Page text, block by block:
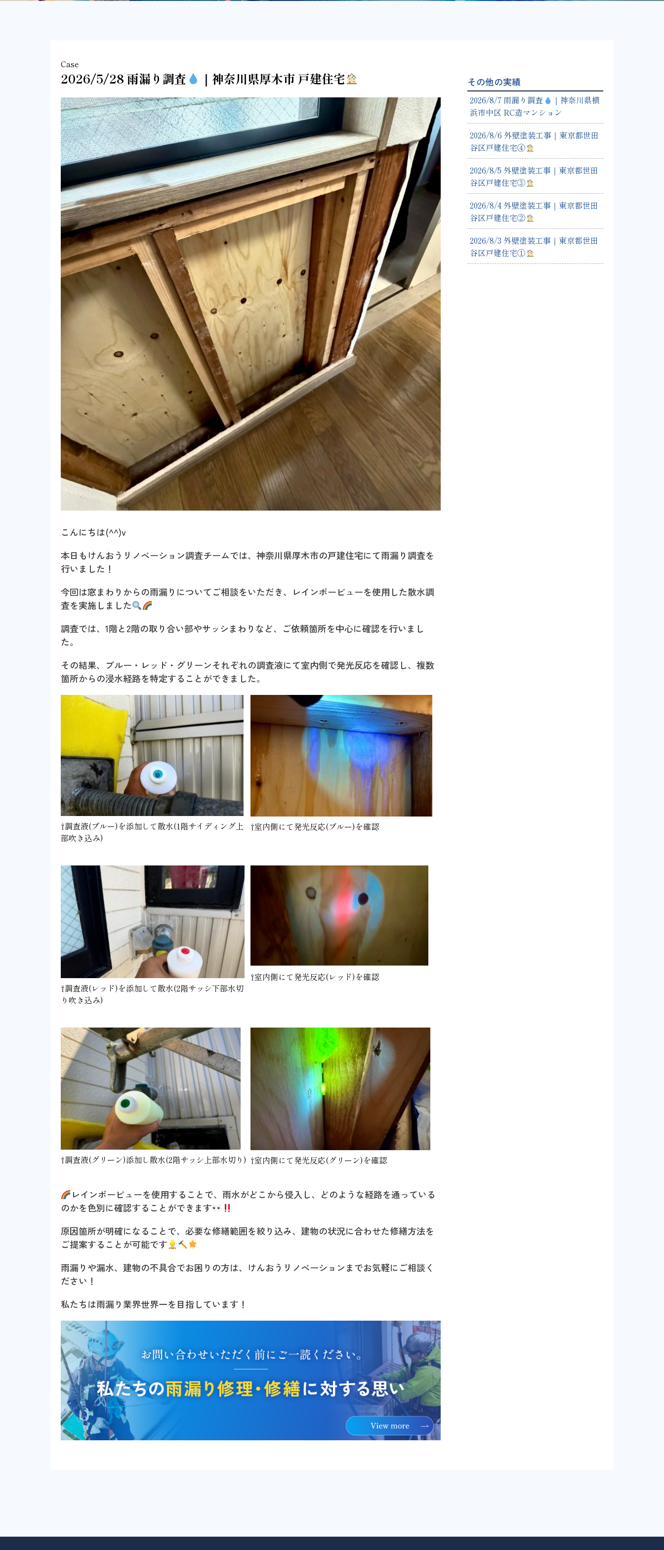
Case
2026/5/28 雨漏り調査 ｜神奈川県厚木市 戸建住宅
こんにちは(^^)v
本日もけんおうリノベーション調査チームでは、神奈川県厚木市の戸建住宅にて雨漏り調査を
行いました！
今回は窓まわりからの雨漏りについてご相談をいただき、レインボービューを使用した散水調
査を実施しました
調査では、1階と2階の取り合い部やサッシまわりなど、ご依頼箇所を中心に確認を行いまし
た。
その結果、ブルー・レッド・グリーンそれぞれの調査液にて室内側で発光反応を確認し、複数
箇所からの浸水経路を特定することができました。
⇧調査液(ブルー)を添加して散水(1階サイディング上
部吹き込み)
⇧室内側にて発光反応(ブルー)を確認
⇧調査液(レッド)を添加して散水(2階サッシ下部水切
り吹き込み)
⇧室内側にて発光反応(レッド)を確認
⇧調査液(グリーン)添加し散水(2階サッシ上部水切り) ⇧室内側にて発光反応(グリーン)を確認
レインボービューを使用することで、雨水がどこから侵入し、どのような経路を通っている
のかを色別に確認することができます
原因箇所が明確になることで、必要な修繕範囲を絞り込み、建物の状況に合わせた修繕方法を
ご提案することが可能です
雨漏りや漏水、建物の不具合でお困りの方は、けんおうリノベーションまでお気軽にご相談く
ださい！
私たちは雨漏り業界世界一を目指しています！
その他の実績
2026/8/7 雨漏り調査
｜神奈川県横
浜市中区 RC造マンション
2026/8/6 外壁塗装工事｜東京都世田
谷区戸建住宅④
2026/8/5 外壁塗装工事｜東京都世田
谷区戸建住宅③
2026/8/4 外壁塗装工事｜東京都世田
谷区戸建住宅②
2026/8/3 外壁塗装工事｜東京都世田
谷区戸建住宅①